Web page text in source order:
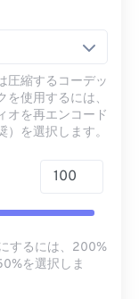
圧縮するコーデッ
使用するには、
オを再エンコード
を選択します。
するには、200%
を選択しま